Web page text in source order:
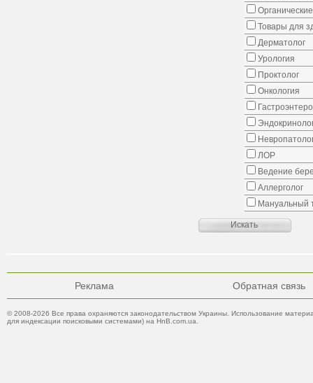
Товары для
Дерматолог
Урология
Проктолог
Онкология
ЛОР
Ведение
Аллерголог
Мануальный
Реклама Обратная связь
© 2008-2026 Все права охраняются законодательством Украины. Использование
для индексации поисковыми системами) на HnB.com.ua.